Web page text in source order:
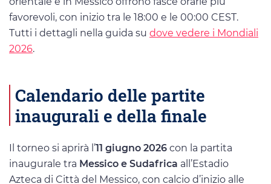
favorevoli, con inizio tra le 18:00 e le 00:00 CEST.
Tutti i dettagli nella guida su dove vedere i Mondiali
2026.
Calendario delle partite
inaugurali e della finale
Il torneo si aprirà l’11 giugno 2026 con la partita
inaugurale tra Messico e Sudafrica all’Estadio
Azteca di Città del Messico, con calcio d’inizio alle